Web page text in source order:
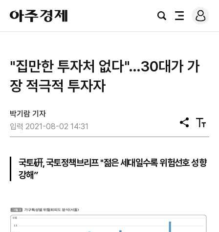
아
주
경
검
전
로
그
"집만한 투자처 없다"…30대가 가
장 적극적 투자자
박기람 기자
입력 2021-08-02 14:31
공
유
텍
스
기
국토硏, 국토정책브리프 "젊은 세대일수록 위험선호 성향
강해”